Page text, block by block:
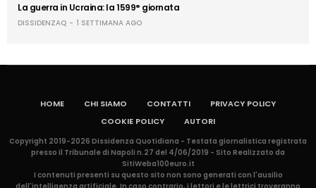
La guerra in Ucraina: la 1599° giornata
DISSIDENZAQ 1 SETTIMANA AGO
HOME CHI SIAMO CONTATTI
PRIVACY POLICY
COOKIE POLICY
AUTORI
Copyright 2019-2026 Dissidenza Quotidiana - Testata giornalistica registrata
presso il Tribunale di Napoli n.27 del 4/06/2019 - Sito Realizzato da
SitiWeba100euro.it
I contenuti presenti su questo sito non sono generati con l'ausilio